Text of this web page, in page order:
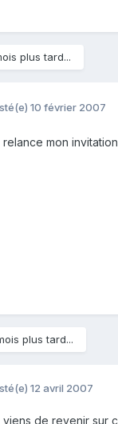
plus tard...
10 février 2007
relance mon
plus tard...
12 avril 2007
viens de revenir sur